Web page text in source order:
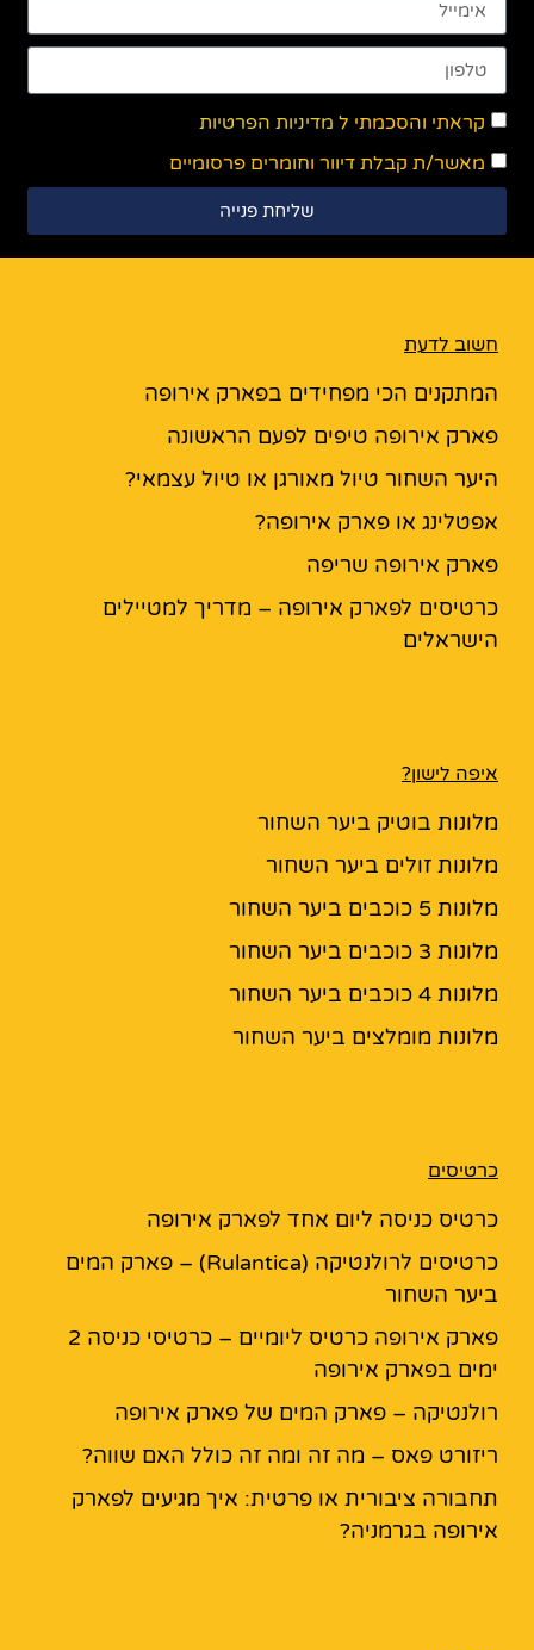
קראתי והסכמתי ל מדיניות הפרטיות
מאשר/ת קבלת דיוור וחומרים פרסומיים
שליחת פנייה
חשוב לדעת
המתקנים הכי מפחידים בפארק אירופה
פארק אירופה טיפים לפעם הראשונה
היער השחור טיול מאורגן או טיול עצמאי?
אפטלינג או פארק אירופה?
פארק אירופה שריפה
כרטיסים לפארק אירופה – מדריך למטיילים
הישראלים
איפה לישון?
מלונות בוטיק ביער השחור
מלונות זולים ביער השחור
מלונות 5 כוכבים ביער השחור
מלונות 3 כוכבים ביער השחור
מלונות 4 כוכבים ביער השחור
מלונות מומלצים ביער השחור
כרטיסים
כרטיס כניסה ליום אחד לפארק אירופה
כרטיסים לרולנטיקה (Rulantica) – פארק המים
ביער השחור
פארק אירופה כרטיס ליומיים – כרטיסי כניסה 2
ימים בפארק אירופה
רולנטיקה – פארק המים של פארק אירופה
ריזורט פאס – מה זה ומה זה כולל האם שווה?
תחבורה ציבורית או פרטית: איך מגיעים לפארק
אירופה בגרמניה?